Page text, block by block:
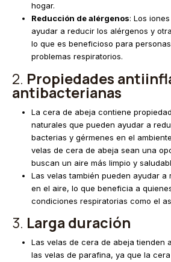
hogar.
Reducción de alérgenos: Los
ayudar a reducir los alérgenos y
lo que es beneficioso para
problemas respiratorios.
2. Propiedades
antibacterianas
La cera de abeja contiene
naturales que pueden ayudar a
bacterias y gérmenes en el
velas de cera de abeja sean una
buscan un aire más limpio y
Las velas también pueden ayudar a
en el aire, lo que beneficia a
condiciones respiratorias como el
3. Larga duración
Las velas de cera de abeja tienden
las velas de parafina, ya que la